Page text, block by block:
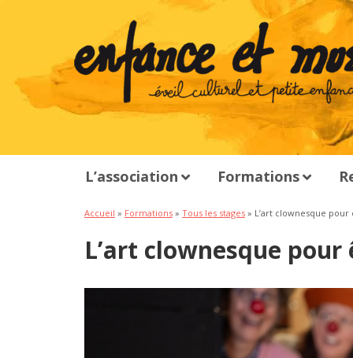
L’association Formations
Accueil » Formations » Tous les stages » L’art clownesque
L’art clownesque